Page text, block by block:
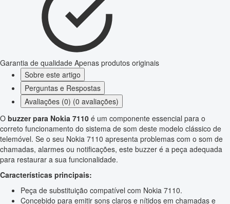
Garantia de qualidade Apenas produtos originais
Sobre este artigo
Perguntas e Respostas
Avaliações (0) (0 avaliações)
O buzzer para Nokia 7110 é um componente essencial para o
correto funcionamento do sistema de som deste modelo clássico de
telemóvel. Se o seu Nokia 7110 apresenta problemas com o som de
chamadas, alarmes ou notificações, este buzzer é a peça adequada
para restaurar a sua funcionalidade.
Características principais:
Peça de substituição compatível com Nokia 7110.
Concebido para emitir sons claros e nítidos em chamadas e